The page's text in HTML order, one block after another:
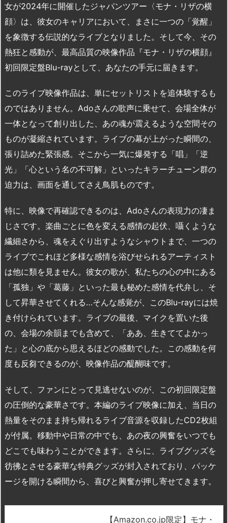
女が2024年に開催したジャパンツアー〈モナ・リザの横
顔〉は、彼女のキャリアにおいて、まさに一つの「覚醒」
を象徴する伝説的なライブとなりました。そして今、その
熱狂と感動が、最高品質の映像作品『モナ・リザの横顔』
初回限定盤Blu-rayとして、あなたの手元に届きます。
このライブ映像作品は、単にセットリストを追体験するも
のではありません。Adoさんの歌声に乗せて、会場全体が
一体となって創り出した、あの魂が震えるような空間その
ものが凝縮されています。ライブの幕が上がった瞬間の、
張り詰めた緊張感。そこから一気に爆発する「唱」「逆
光」「心という名の不可解」といったキラーチューン群の
迫力は、画面を通してさえ鳥肌ものです。
特に、映像で再確認できるのは、Adoさんの表現力の凄ま
じさです。楽曲ごとに色を変える感情の起伏、囁くような
繊細さから、魂をえぐり出すようなシャウトまで、一つの
ライブでこれほど多様な感情を浴びせられるアーティスト
は他に類を見ません。彼女の歌が、私たちの心の中にある
「孤独」や「葛藤」といった最も秘めた感情を代弁し、そ
して昇華させてくれる…そんな感覚が、このBlu-rayには焼
き付けられています。ライブの最後、マイクを置いた後
の、会場の余韻までも含めて、「ああ、生きててよかっ
た」と心の底から思えるほどの感動でした。この感動を何
度も反芻できるのが、映像作品の醍醐味です。
そして、ファンにとって見逃せないのが、この初回限定盤
の圧倒的な豪華さです。本編のライブ映像に加え、当日の
熱量をそのまま持ち帰れるライブ音源を収録したCD2枚組
が付属。移動中や日常の中でも、あの夜の興奮をいつでも
どこでも味わうことができます。さらに、ライブグッズを
彷彿とさせる豪華な特典グッズが封入されており、パッケ
ージを開ける瞬間から、喜びと興奮が押し寄せてきます。
【Amazon.co.jp限定】モナ・